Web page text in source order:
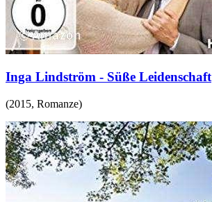
Inga Lindström - Süße Leidenschaft
(2015, Romanze)